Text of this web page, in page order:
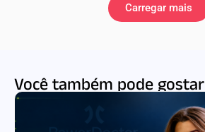
Carregar mais
Você também pode gostar